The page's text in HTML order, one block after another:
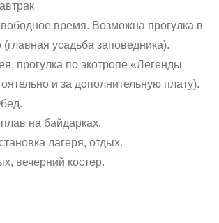
время. Возможна прогулка в
усадьба заповедника).
прогулка по экотропе «Легенды
и за дополнительную плату).
на байдарках.
лагеря, отдых.
вечерний костер.